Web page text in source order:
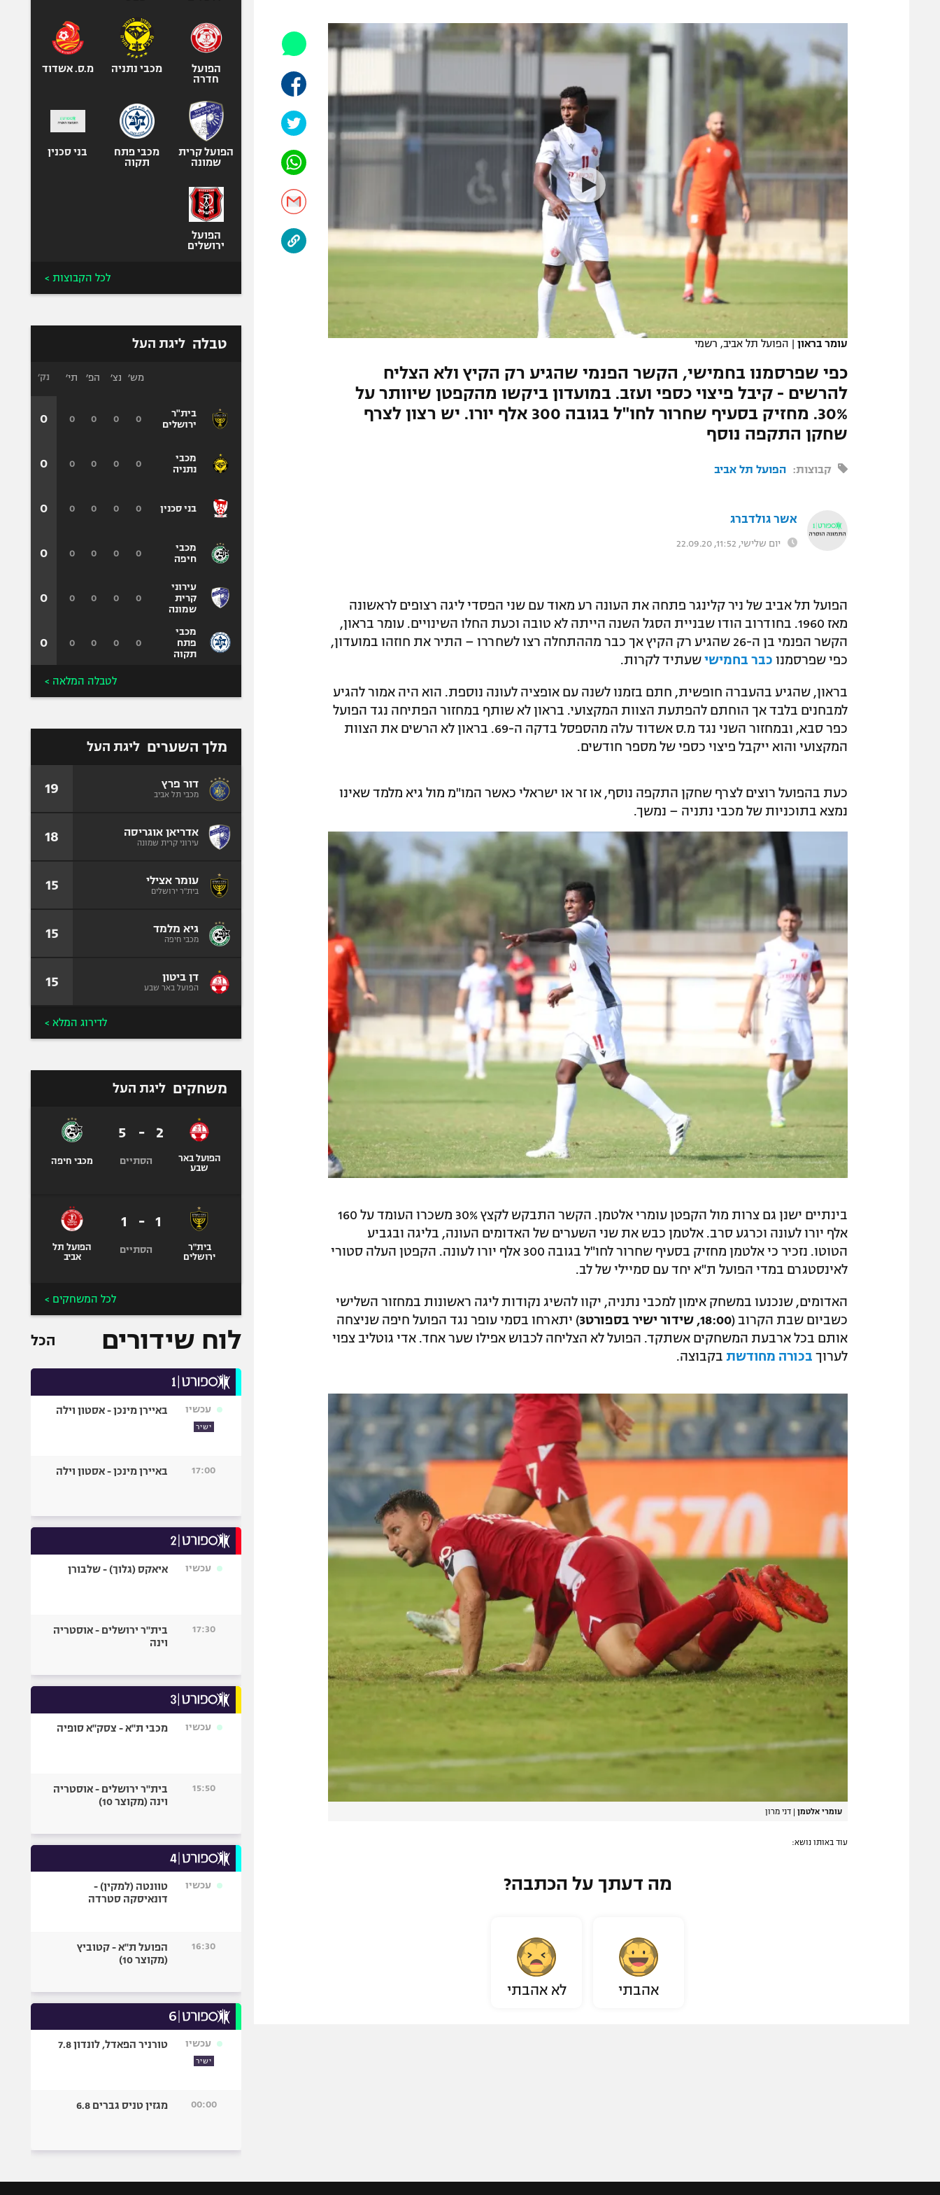
תקנון משתתפים וזוכים בפרסים
תקנון עבור פעילות אלקטרה
תקנון עבור פעילות ספורט 1 – "מרלן"
גיימינג E-Sports
תנאי שימוש
מדיניות פרטיות
רשיון להקרנה פומבית לבית עסק
הצטרפות לחבילת הערוצים
הפועל תל אביב
הפועל חיפה
מכבי נתניה
בני יהודה
ליגה סינית
ליגה ברזילאית
אופניים
ספורט מוטורי
כדורמים
בייסבול MLB
ספורט אתגרי
אומנויות לחימה
עומר בראון | הפועל תל אביב, רשמי
כפי שפרסמנו בחמישי, הקשר הפנמי שהגיע רק הקיץ ולא הצליח
להרשים - קיבל פיצוי כספי ועזב. במועדון ביקשו מהקפטן שיוותר על
30%. מחזיק בסעיף שחרור לחו"ל בגובה 300 אלף יורו. יש רצון לצרף
שחקן התקפה נוסף
קבוצות: הפועל תל אביב
אשר גולדברג
יום שלישי, 11:52, 22.09.20
הפועל תל אביב של ניר קלינגר פתחה את העונה רע מאוד עם שני הפסדי ליגה רצופים לראשונה
מאז 1960. בחודרוב הודו שבניית הסגל השנה הייתה לא טובה וכעת החלו השינויים. עומר בראון,
הקשר הפנמי בן ה-26 שהגיע רק הקיץ אך כבר מההתחלה רצו לשחררו – התיר את חוזהו במועדון,
כפי שפרסמנו כבר בחמישי שעתיד לקרות.
בראון, שהגיע בהעברה חופשית, חתם בזמנו לשנה עם אופציה לעונה נוספת. הוא היה אמור להגיע
למבחנים בלבד אך הוחתם להפתעת הצוות המקצועי. בראון לא שותף במחזור הפתיחה נגד הפועל
כפר סבא, ובמחזור השני נגד מ.ס אשדוד עלה מהספסל בדקה ה-69. בראון לא הרשים את הצוות
המקצועי והוא ייקבל פיצוי כספי של מספר חודשים.
כעת בהפועל רוצים לצרף שחקן התקפה נוסף, או זר או ישראלי כאשר המו"מ מול גיא מלמד שאינו
נמצא בתוכניות של מכבי נתניה – נמשך.
בינתיים ישנן גם צרות מול הקפטן עומרי אלטמן. הקשר התבקש לקצץ 30% משכרו העומד על 160
אלף יורו לעונה וכרגע סרב. אלטמן כבש את שני השערים של האדומים העונה, בליגה ובגביע
הטוטו. נזכיר כי אלטמן מחזיק בסעיף שחרור לחו"ל בגובה 300 אלף יורו לעונה. הקפטן העלה סטורי
לאינסטגרם במדי הפועל ת"א יחד עם סמיילי של לב.
האדומים, שנכנעו במשחק אימון למכבי נתניה, יקוו להשיג נקודות ליגה ראשונות במחזור השלישי
כשביום שבת הקרוב (18:00, שידור ישיר בספורט3
) יתארחו בסמי עופר נגד הפועל חיפה שניצחה
אותם בכל ארבעת המשחקים אשתקד. הפועל לא הצליחה לכבוש אפילו שער אחד. אדי גוטליב צפוי
לערוך בכורה מחודשת בקבוצה.
עומרי אלטמן דני מרון
עוד באותו נושא:
מה דעתך על הכתבה?
אהבתי לא אהבתי
הפועל
חדרה
מכבי נתניה מ.ס. אשדוד
הפועל קרית
שמונה
מכבי פתח
תקוה
בני סכנין
הפועל
ירושלים
לכל הקבוצות >
טבלה ליגת העל
בית"ר
ירושלים
מכבי
נתניה
בני סכנין
מכבי
חיפה
עירוני
קרית
שמונה
מכבי
פתח
תקוה
מש׳ נצ׳ הפ׳ תי׳
0
0
0
0
0
0
0
0
0
0
0
0
0
0
0
0
0
0
0
0
0
0
0
0
נק׳
0
0
0
0
0
0
לטבלה המלאה >
מלך השערים ליגת העל
דור פרץ
מכבי תל אביב 19
אדריאן אוגריסה
עירוני קרית שמונה 18
עומר אצילי
בית"ר ירושלים 15
גיא מלמד
מכבי חיפה 15
דן ביטון
הפועל באר שבע 15
לדירוג המלא >
משחקים ליגת העל
הפועל באר
שבע
2
-
5
הסתיים מכבי חיפה
בית"ר
ירושלים
1
-
1
הסתיים
הפועל תל
אביב
לכל המשחקים >
לוח שידורים הכל
עכשיו
ישיר
באיירן מינכן - אסטון וילה
17:00 באיירן מינכן - אסטון וילה
עכשיו איאקס (גלוך) - שלבורן
17:30
בית"ר ירושלים - אוסטריה
וינה
עכשיו מכבי ת"א - צסק"א סופיה
15:50
בית"ר ירושלים - אוסטריה
וינה (מקוצר 10)
עכשיו
טוונטה (למקין) -
דונאיסקה סטרדה
16:30
הפועל ת"א - קטוביץ
(מקוצר 10)
עכשיו
ישיר
טורניר הפאדל, לונדון 7.8
00:00 מגזין טניס גברים 6.8